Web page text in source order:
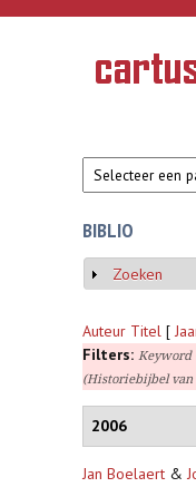
Overslaan en naar de
Geschiedenis
van de
BIBLIO
Weergeven
Zoeken
Auteur Titel [
Filters: Keyword
(Historiebijbel van
2006
Jan Boelaert &